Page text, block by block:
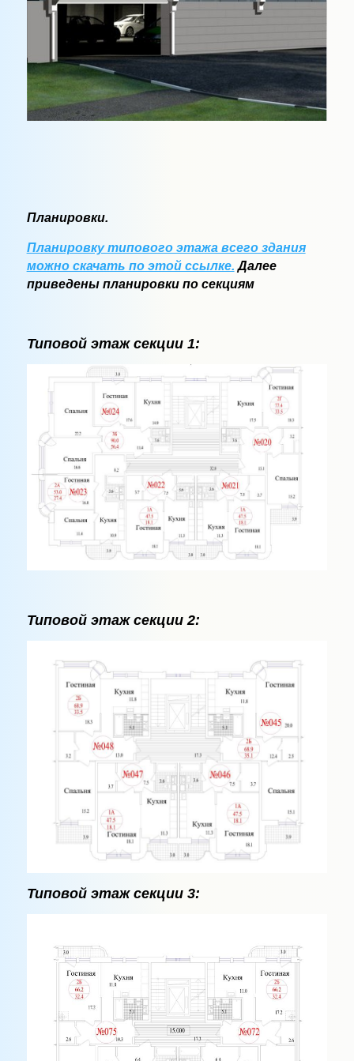
Планировки.
Планировку типового этажа всего здания
можно скачать по этой ссылке. Далее
приведены планировки по секциям
Типовой этаж секции 1:
Типовой этаж секции 2:
Типовой этаж секции 3: